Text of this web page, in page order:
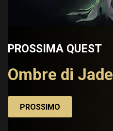
PROSSIMA QUEST
Ombre di Jade
PROSSIMO